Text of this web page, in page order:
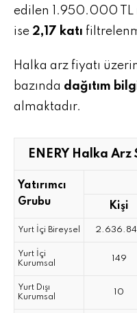
edilen 1.950.000 TL
ise 2,17 katı
Halka arz fiyatı
bazında dağıtım
almaktadır.
ENERY Halka Arz
Yatırımcı
Grubu
Kişi
Yurt İçi Bireysel
Yurt İçi
Kurumsal
149
Yurt Dışı
Kurumsal
10